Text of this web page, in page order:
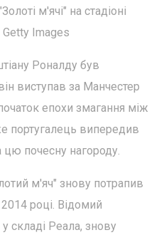
м'ячі" на стадіоні
Images
Роналду був
виступав за Манчестер
епохи змагання між
португалець випередив
цю почесну нагороду.
м'яч" знову потрапив
році. Відомий
складі Реала, знову